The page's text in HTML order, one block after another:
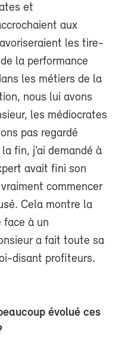
et
aux
les tire-
la performance
les métiers de la
nous lui avons
les médiocrates
pas regardé
fin, j’ai demandé à
avait fini son
commencer
Cela montre la
face à un
a fait toute sa
disant profiteurs.
évolué ces